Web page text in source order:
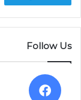
Follow Us